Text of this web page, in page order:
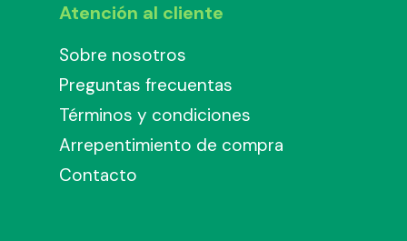
Atención al cliente
Sobre nosotros
Preguntas frecuentas
Términos y condiciones
Arrepentimiento de compra
Contacto